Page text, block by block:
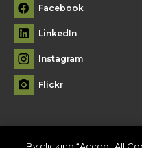
Facebook
LinkedIn
Instagram
Flickr